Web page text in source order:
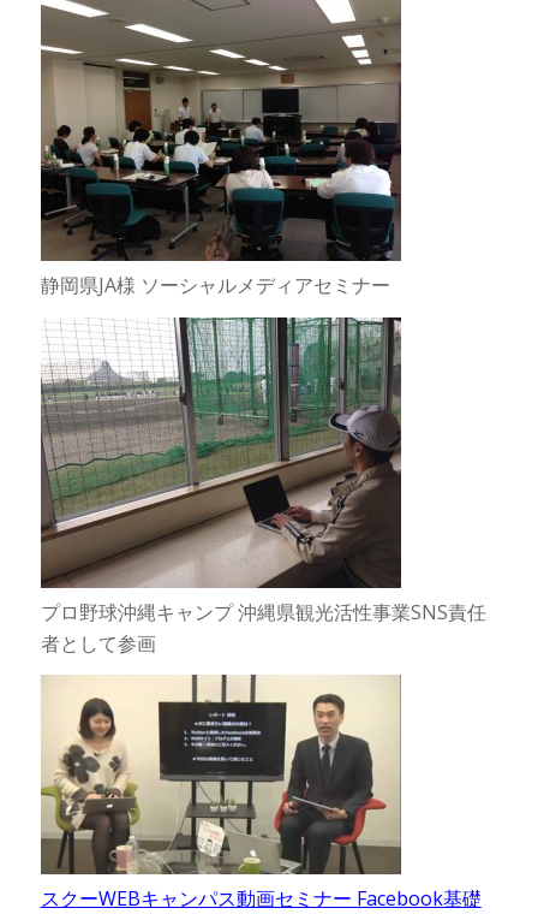
静岡県JA様 ソーシャルメディアセミナー
プロ野球沖縄キャンプ 沖縄県観光活性事業SNS責任
者として参画
スクーWEBキャンパス動画セミナー Facebook基礎